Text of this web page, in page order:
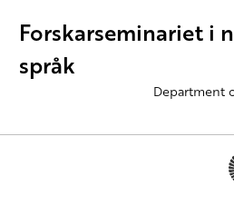
Forskarseminariet i
språk
Department